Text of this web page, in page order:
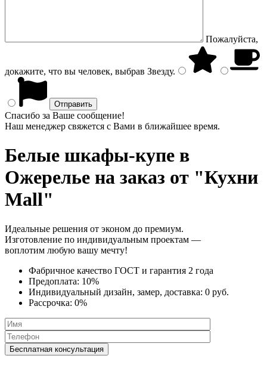
Пожалуйста,
докажите, что вы человек, выбрав Звезду.
Спасибо за Ваше сообщение!
Наш менеджер свяжется с Вами в ближайшее время.
Белые шкафы-купе в
Ожерелье на заказ от "Кухни
Mall"
Идеальные решения от эконом до премиум.
Изготовление по индивидуальным проектам —
воплотим любую вашу мечту!
Фабричное качество ГОСТ и гарантия 2 года
Предоплата: 10%
Индивидуальный дизайн, замер, доставка: 0 руб.
Рассрочка: 0%